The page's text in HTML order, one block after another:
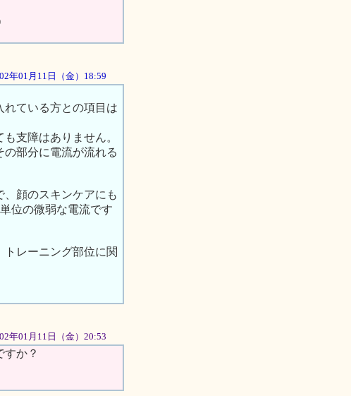
年01月11日（金）18:59
れている方との項目は
支障はありません。
部分に電流が流れる
顔のスキンケアにも
位の微弱な電流です
レーニング部位に関
年01月11日（金）20:53
か？